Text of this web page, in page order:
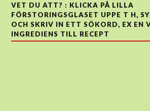
VET DU ATT? : KLICKA PÅ LILLA
FÖRSTORINGSGLASET UPPE T H,
OCH SKRIV IN ETT SÖKORD, EX EN
INGREDIENS TILL RECEPT